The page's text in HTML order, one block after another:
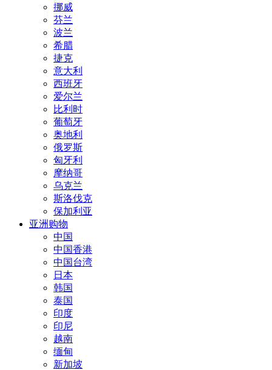
挪威
芬兰
波兰
希腊
捷克
意大利
西班牙
爱尔兰
比利时
葡萄牙
奥地利
俄罗斯
匈牙利
摩纳哥
乌克兰
斯洛伐克
保加利亚
亚洲购物
中国
中国香港
中国台湾
日本
韩国
泰国
印度
印尼
越南
缅甸
新加坡